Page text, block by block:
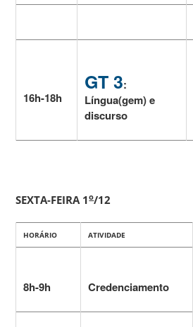
16h-18h
GT 3:
Língua(gem) e
discurso
SEXTA-FEIRA 1o/12
HORÁRIO ATIVIDADE
8h-9h Credenciamento